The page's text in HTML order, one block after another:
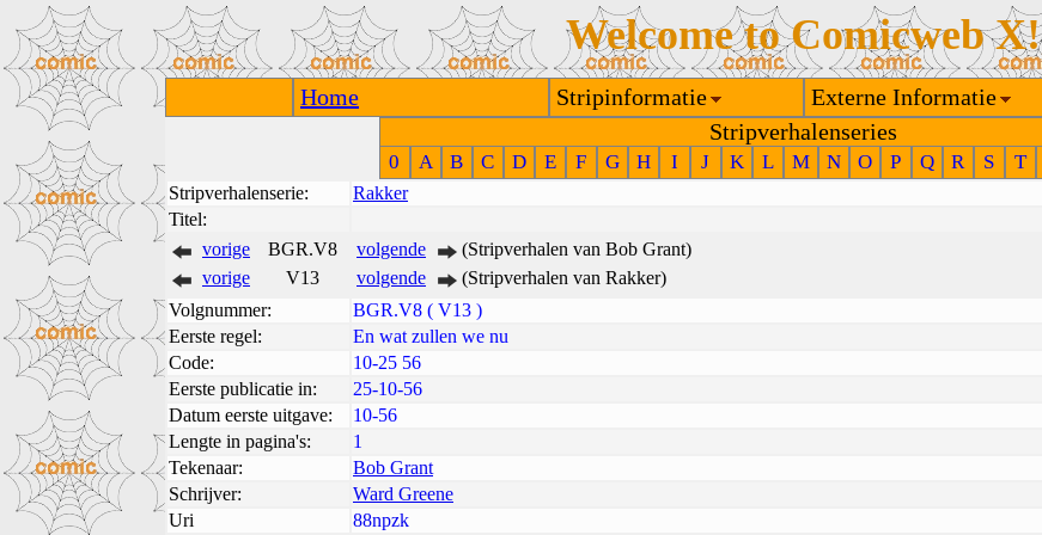
Welcome to Comicweb X!
Home Stripinformatie Externe Informatie
Stripverhalenseries
0 A B C D E F G H I J K L M N O P Q R S T
Stripverhalenserie:
Rakker
Titel:
vorige
BGR.V8 volgende
(Stripverhalen van Bob Grant)
vorige
V13 volgende
(Stripverhalen van Rakker)
Volgnummer:
BGR.V8 ( V13 )
Eerste regel:
En wat zullen we nu
Code:
10-25 56
Eerste publicatie in:
25-10-56
Datum eerste uitgave:
10-56
Lengte in pagina's:
1
Tekenaar:
Bob Grant
Schrijver:
Ward Greene
Uri
88npzk